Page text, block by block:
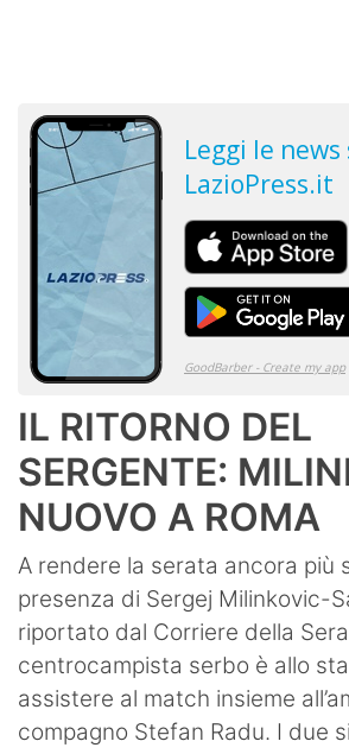
IL RITORNO DEL
SERGENTE:
NUOVO A ROMA
A rendere la serata ancora più
presenza di Sergej Milinkovic-
riportato dal Corriere della
centrocampista serbo è allo
assistere al match insieme
compagno Stefan Radu. I due